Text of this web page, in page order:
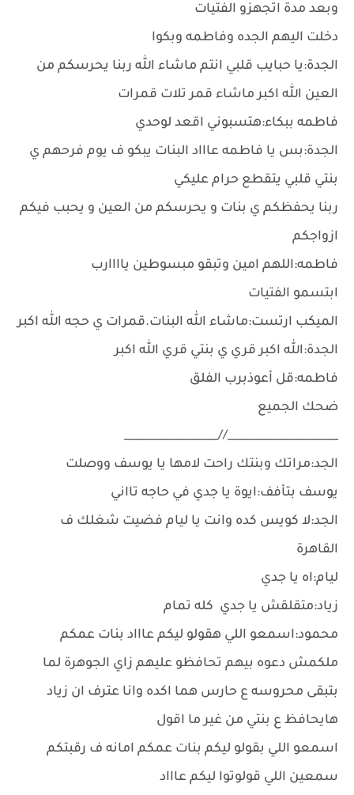
وبعد مدة اتجهزو الفتيات
دخلت اليهم الجده وفاطمه وبكوا
الجدة:يا حبايب قلبي انتم ماشاء الله ربنا يحرسكم من
العين الله اكبر ماشاء قمر تلات قمرات
فاطمه ببكاء:هتسبوني اقعد لوحدي
الجدة:بس يا فاطمه عاااد البنات يبكو ف يوم فرحهم ي
بنتي قلبي يتقطع حرام عليكي
ربنا يحفظكم ي بنات و يحرسكم من العين و يحبب فيكم
ازواجكم
فاطمه:اللهم امين وتبقو مبسوطين ياااارب
ابتسمو الفتيات
الميكب ارتست:ماشاء الله البنات.قمرات ي حجه الله اكبر
الجدة:الله اكبر قري ي بنتي قري الله اكبر
فاطمه:قل أعوذبرب الفلق
ضحك الجميع
____________________//_________________
الجد:مراتك وبنتك راحت لامها يا يوسف ووصلت
يوسف بتأفف:ايوة يا جدي في حاجه تااني
الجد:لا كويس كده وانت يا ليام فضيت شغلك ف
القاهرة
ليام:اه يا جدي
زياد:متقلقش يا جدي كله تمام
محمود:اسمعو اللي هقولو ليكم عاااد بنات عمكم
ملكمش دعوه بيهم تحافظو عليهم زاي الجوهرة لما
بتبقى محروسه ع حارس هما اكده وانا عترف ان زياد
هايحافظ ع بنتي من غير ما اقول
اسمعو اللي بقولو ليكم بنات عمكم امانه ف رقبتكم
سمعين اللي قولوتوا ليكم عاااد